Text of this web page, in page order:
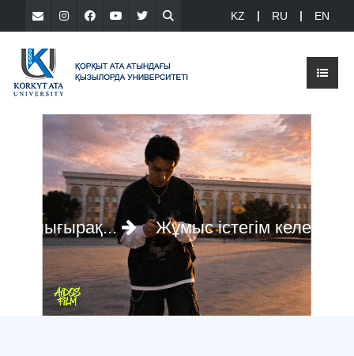
KZ RU EN
Толығырақ... Жұмыс істегім келеді